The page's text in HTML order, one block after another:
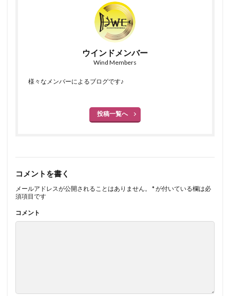
ウインドメンバー
Wind Members
様々なメンバーによるブログです♪
投稿一覧へ
コメントを書く
メールアドレスが公開されることはありません。 *が付いている欄は必
須項目です
コメント